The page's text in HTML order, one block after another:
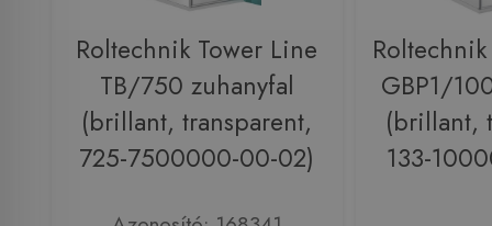
Roltechnik Tower Line
TB/750 zuhanyfal
(brillant, transparent,
725-7500000-00-02)
GBP1/
(brillant,
133-